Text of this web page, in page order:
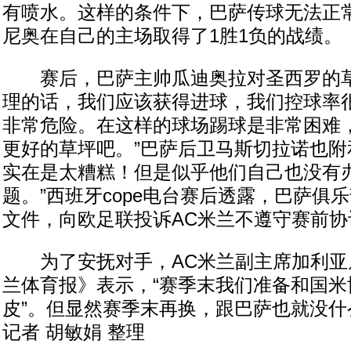
有喷水。这样的条件下，巴萨传球无法正
尼奥在自己的主场取得了1胜1负的战绩。
赛后，巴萨主帅瓜迪奥拉对圣西罗的
理的话，我们应该获得进球，我们控球率
非常危险。在这样的球场踢球是非常困难
更好的草坪吧。”巴萨后卫马斯切拉诺也
实在是太糟糕！但是似乎他们自己也没有
题。”西班牙cope电台赛后透露，巴萨俱
文件，向欧足联投诉AC米兰不遵守赛前
为了安抚对手，AC米兰副主席加利亚
兰体育报》表示，“赛季末我们准备和国
皮”。但显然赛季末再换，跟巴萨也就没
记者 胡敏娟 整理